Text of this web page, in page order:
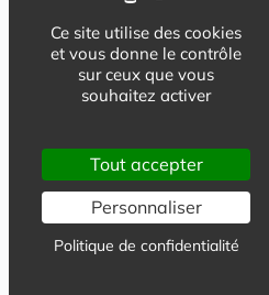
ARS Franche-Comte
Projet Régional de
Comté 2012-2016
L'ARS lance la
de Santé (PRS)
Ce site utilise des cookies
et vous donne le contrôle
sur ceux que vous
souhaitez activer
Tout accepter
Personnaliser
Politique de confidentialité